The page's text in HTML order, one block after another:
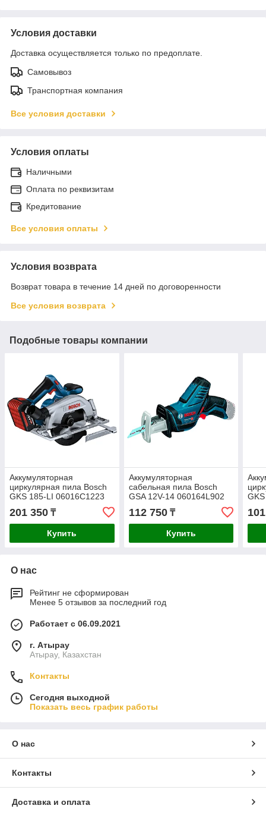
Условия доставки
Доставка осуществляется только по предоплате.
Самовывоз
Транспортная компания
Все условия доставки
Условия оплаты
Наличными
Оплата по реквизитам
Кредитование
Все условия оплаты
Условия возврата
Возврат товара в течение 14 дней по договоренности
Все условия возврата
Подобные товары компании
Аккумуляторная
циркулярная пила Bosch
GKS 185-LI 06016C1223
201 350 ₸
Купить
Аккумуляторная
сабельная пила Bosch
GSA 12V-14 060164L902
112 750₸
Купить
О нас
Рейтинг не сформирован
Менее 5 отзывов за последний год
Работает с 06.09.2021
г. Атырау
Атырау, Казахстан
Контакты
Сегодня выходной
Показать весь график работы
О нас
Контакты
Доставка и оплата